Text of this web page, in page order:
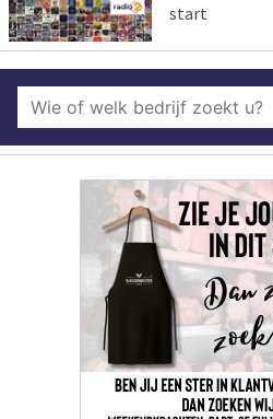
start